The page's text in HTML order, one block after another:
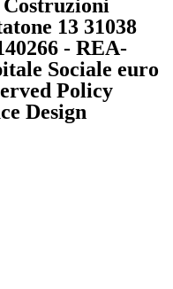
13 31038
- REA-
Sociale euro
Policy
Design